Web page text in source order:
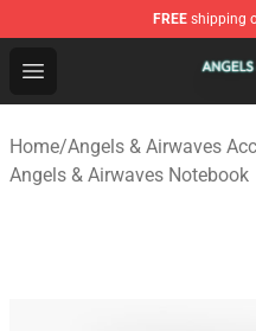
FREE shipping
Open menu
Angels & Airwaves
Home/Angels & Airwaves
Angels & Airwaves Notebook